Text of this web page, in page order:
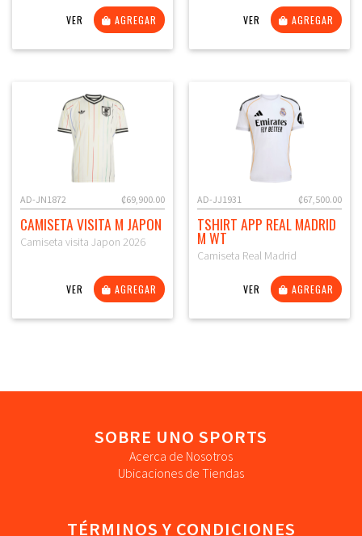
VER AGREGAR VER AGREGAR
₡69,900.00
AD-JN1872
CAMISETA VISITA M JAPON
Camiseta visita Japon 2026
VER AGREGAR
₡67,500.00
AD-JJ1931
TSHIRT APP REAL MADRID
M WT
Camiseta Real Madrid
VER AGREGAR
SOBRE UNO SPORTS
Acerca de Nosotros
Ubicaciones de Tiendas
TÉRMINOS Y CONDICIONES